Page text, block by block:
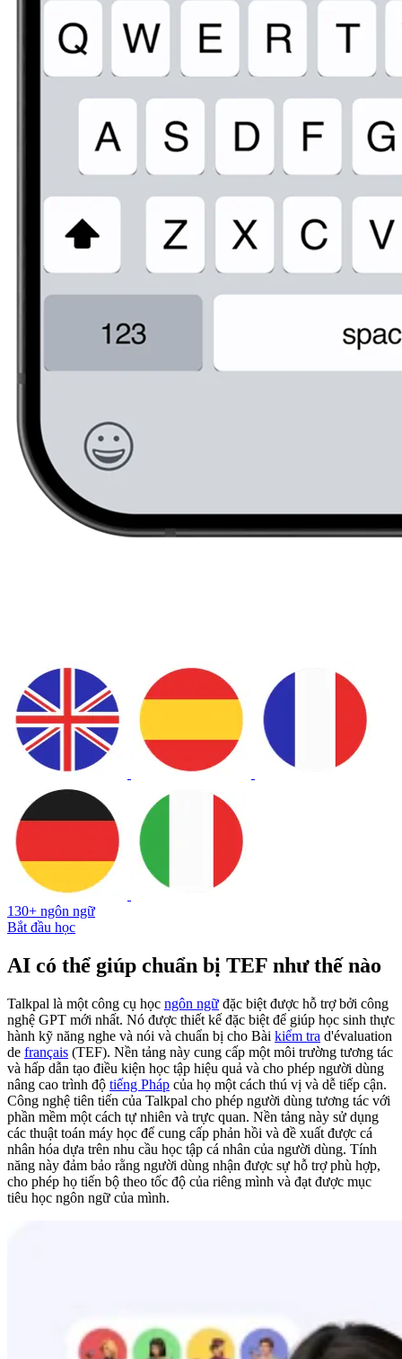
130+ ngôn ngữ
Bắt đầu học
AI có thể giúp chuẩn bị TEF như thế nào
Talkpal là một công cụ học ngôn ngữ đặc biệt được hỗ trợ bởi công
nghệ GPT mới nhất. Nó được thiết kế đặc biệt để giúp học sinh thực
hành kỹ năng nghe và nói và chuẩn bị cho Bài kiểm tra d'évaluation
de français (TEF). Nền tảng này cung cấp một môi trường tương tác
và hấp dẫn tạo điều kiện học tập hiệu quả và cho phép người dùng
nâng cao trình độ tiếng Pháp của họ một cách thú vị và dễ tiếp cận.
Công nghệ tiên tiến của Talkpal cho phép người dùng tương tác với
phần mềm một cách tự nhiên và trực quan. Nền tảng này sử dụng
các thuật toán máy học để cung cấp phản hồi và đề xuất được cá
nhân hóa dựa trên nhu cầu học tập cá nhân của người dùng. Tính
năng này đảm bảo rằng người dùng nhận được sự hỗ trợ phù hợp,
cho phép họ tiến bộ theo tốc độ của riêng mình và đạt được mục
tiêu học ngôn ngữ của mình.